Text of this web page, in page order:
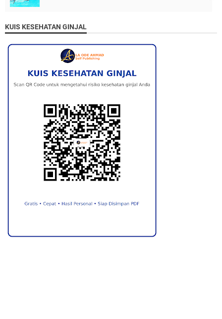
KUIS KESEHATAN GINJAL